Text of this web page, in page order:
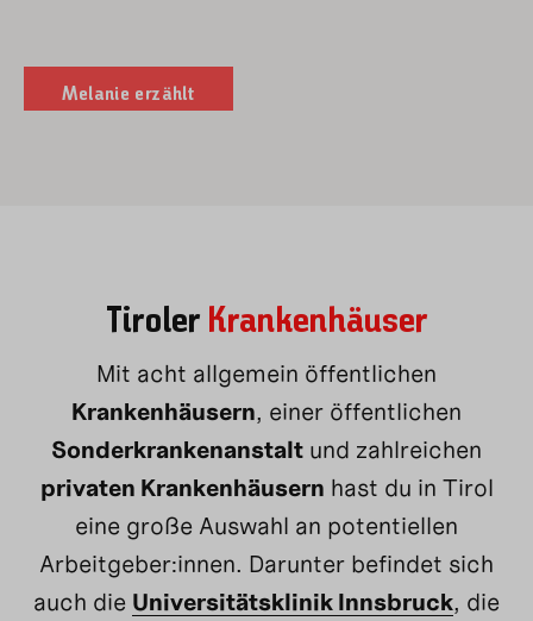
Melanie erzählt
Tiroler Krankenhäuser
Mit acht allgemein öffentlichen
Krankenhäusern, einer öffentlichen
Sonderkrankenanstalt und zahlreichen
privaten Krankenhäusern hast du in Tirol
eine große Auswahl an potentiellen
Arbeitgeber:innen. Darunter befindet sich
auch die Universitätsklinik Innsbruck, die